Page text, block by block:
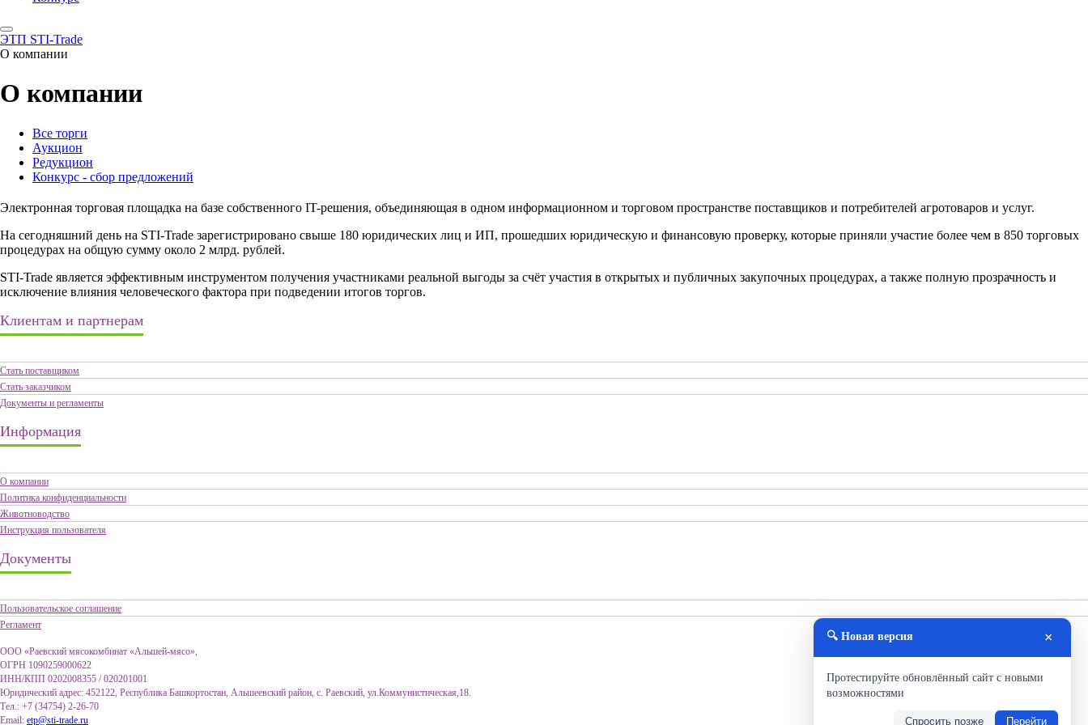
ЭТП STI-Trade
О компании
О компании
Все торги
Аукцион
Редукцион
Конкурс - сбор предложений
Электронная торговая площадка на базе собственного IT-решения, объединяющая в одном информационном и торговом пространстве поставщиков и потребителей агротоваров и услуг.
На сегодняшний день на STI-Trade зарегистрировано свыше 180 юридических лиц и ИП, прошедших юридическую и финансовую проверку, которые приняли участие более чем в 850 торговых
процедурах на общую сумму около 2 млрд. рублей.
STI-Trade является эффективным инструментом получения участниками реальной выгоды за счёт участия в открытых и публичных закупочных процедурах, а также полную прозрачность и
исключение влияния человеческого фактора при подведении итогов торгов.
Клиентам и партнерам
Стать поставщиком
Стать заказчиком
Документы и регламенты
Информация
О компании
Политика конфиденциальности
Животноводство
Инструкция пользователя
Документы
Пользовательское соглашение
Регламент
ООО «Раевский мясокомбинат «Альшей-мясо»,
ОГРН 1090259000622
ИНН/КПП 0202008355 / 020201001
Юридический адрес: 452122, Республика Башкортостан, Альшеевский район, с. Раевский, ул.Коммунистическая,18.
Тел.: +7 (34754) 2-26-70
Email: etp@sti-trade.ru
🔍 Новая версия ×
Протестируйте обновлённый сайт с новыми
возможностями
Спросить позже Перейти